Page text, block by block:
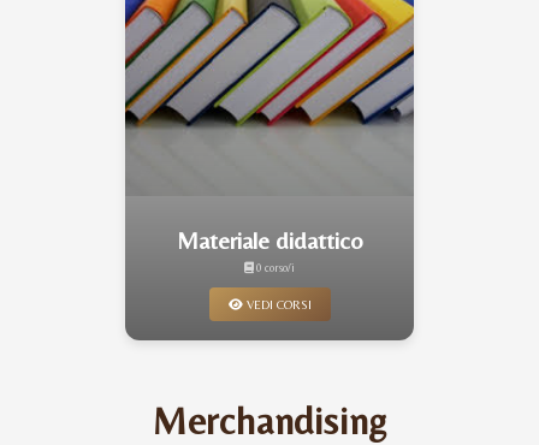
Materiale didattico
0 corso/i
VEDI CORSI
Merchandising